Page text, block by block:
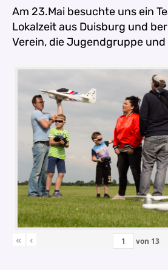
Am 23.Mai besuchte uns ein
Lokalzeit aus Duisburg und
Verein, die Jugendgruppe und
« ‹ von 13